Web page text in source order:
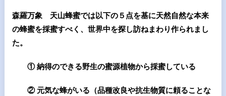
森羅万象 天山蜂蜜では以下の５点を基に天然自然な本来
の蜂蜜を採蜜すべく、世界中を探し訪ねまわり作られまし
た。
① 納得のできる野生の蜜源植物から採蜜している
② 元気な蜂がいる（品種改良や抗生物質に頼ることな